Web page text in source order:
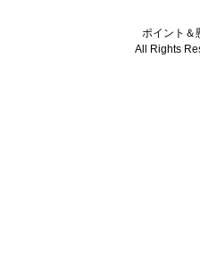
ポイント＆
All Rights